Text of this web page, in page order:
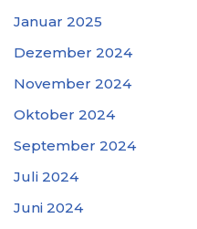
Januar 2025
Dezember 2024
November 2024
Oktober 2024
September 2024
Juli 2024
Juni 2024